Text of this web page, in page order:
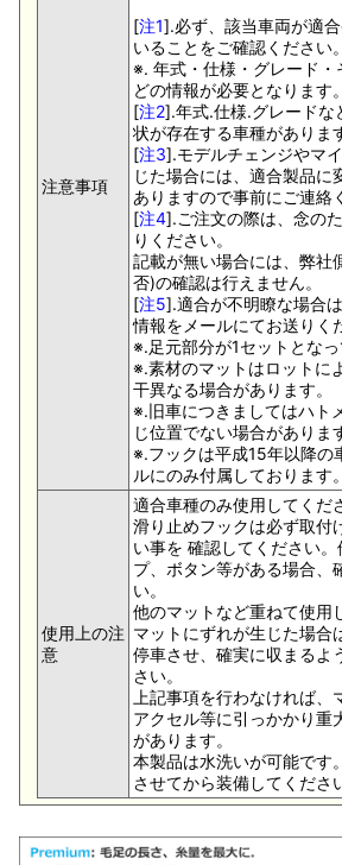
注意事項
[注1].必ず、該当車両が適
いることをご確認ください。
※. 年式・仕様・グレード・
どの情報が必要となります。
[注2].年式.仕様.グレードな
状が存在する車種がありま
[注3].モデルチェンジやマ
じた場合には、適合製品に
ありますので事前にご連絡
[注4].ご注文の際は、念の
りください。
記載が無い場合には、弊社
否)の確認は行えません。
[注5].適合が不明瞭な場合
情報をメールにてお送りく
※.足元部分が1セットとなっ
※.素材のマットはロットに
干異なる場合があります。
※.旧車につきましてはハト
じ位置でない場合がありま
※.フックは平成15年以降の
ルにのみ付属しております。
使用上の注
意
適合車種のみ使用してくだ
滑り止めフックは必ず取付
い事を 確認してください
プ、ボタン等がある場合、
い。
他のマットなど重ねて使用
マットにずれが生じた場合
停車させ、確実に収まるよ
さい。
上記事項を行わなければ、
アクセル等に引っかかり重
があります。
本製品は水洗いが可能です
させてから装備してくださ